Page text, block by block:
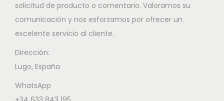
solicitud de producto o comentario. Valoramos su
comunicación y nos esforzamos por ofrecer un
excelente servicio al cliente.
Dirección:
Lugo, España
WhatsApp